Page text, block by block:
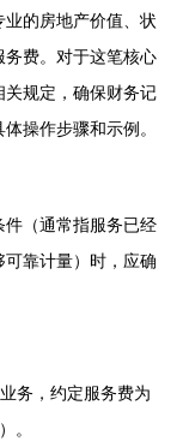
的房地产价值、状
费。对于这笔核心
规定，确保财务记
操作步骤和示例。
（通常指服务已经
靠计量）时，应确
务，约定服务费为
。